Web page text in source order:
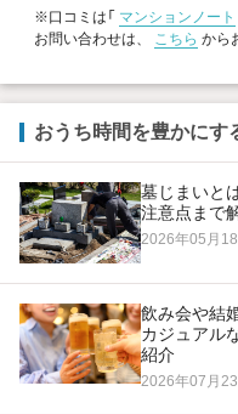
※口コミは「 マンションノート
お問い合わせは、 こちら から
おうち時間を豊かにす
墓じまいと
注意点まで
2026年05月18
飲み会や結
カジュアル
紹介
2026年07月